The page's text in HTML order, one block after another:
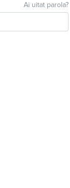
Ai uitat parola?